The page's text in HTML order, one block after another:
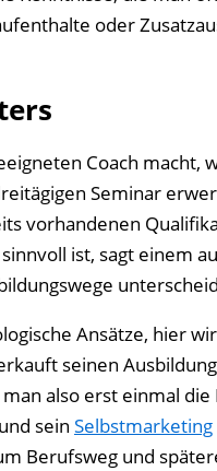
oder
Coach macht,
Seminar
vorhandenen
ist, sagt einem
Ansätze, hier
seinen
also erst einmal
sein Selbstmarketing
Berufsweg und